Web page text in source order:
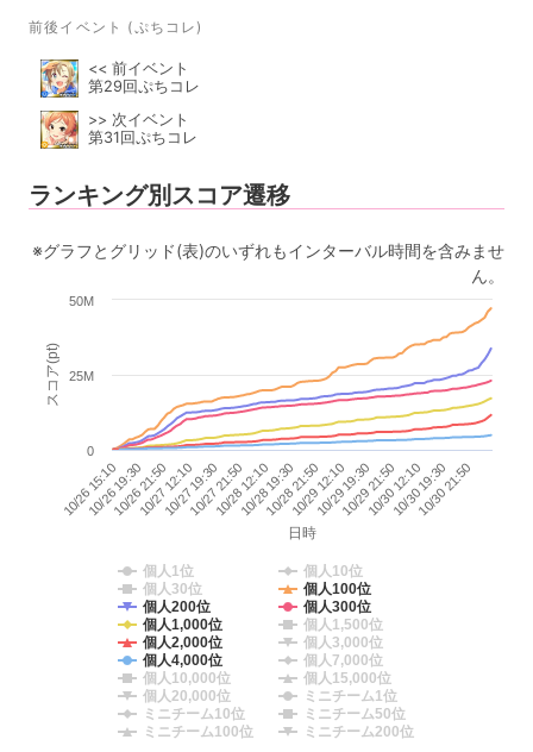
前後イベント (ぷちコレ)
<< 前イベント
第29回ぷちコレ
>> 次イベント
第31回ぷちコレ
ランキング別スコア遷移
※グラフとグリッド(表)のいずれもインターバル時間を含みませ
ん。
日時
スコア(pt)
10/26 15:10 10/28 19:30 10/30 21:50
10/26 19:30
10/26 21:50
10/27 12:10
10/27 19:30
10/27 21:50
10/28 12:1010/28 21:50
10/29 12:10
10/29 19:30
10/29 21:50
10/30 12:10
10/30 19:30
0
50M
25M
個人1位
個人10位
個人30位
個人100位
個人200位
個人300位
個人1,000位
個人1,500位
個人2,000位
個人3,000位
個人4,000位
個人7,000位
個人10,000位
個人15,000位
個人20,000位
ミニチーム1位
ミニチーム10位
ミニチーム50位
ミニチーム100位
ミニチーム200位